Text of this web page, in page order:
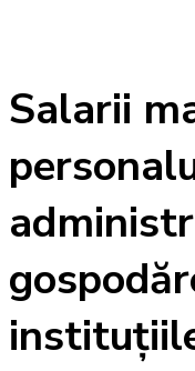
Salarii